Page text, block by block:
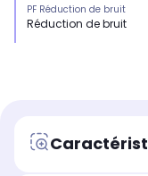
PF Réduction de bruit
Réduction de bruit
PF contrôle
Contrôlez les appels